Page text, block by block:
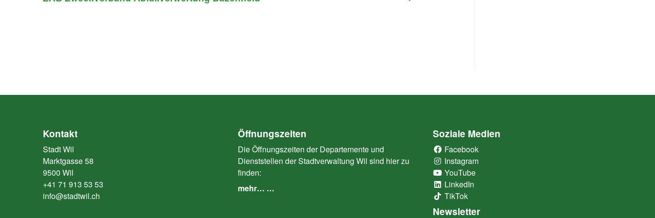
Kontakt
Stadt Wil
Marktgasse 58
9500 Wil
+41 71 913 53 53
info@stadtwil.ch
Öffnungszeiten
Die Öffnungszeiten der Departemente und
Dienststellen der Stadtverwaltung Wil sind hier zu
finden:
mehr… …
Soziale Medien
Facebook
Instagram
YouTube
LinkedIn
TikTok
Newsletter